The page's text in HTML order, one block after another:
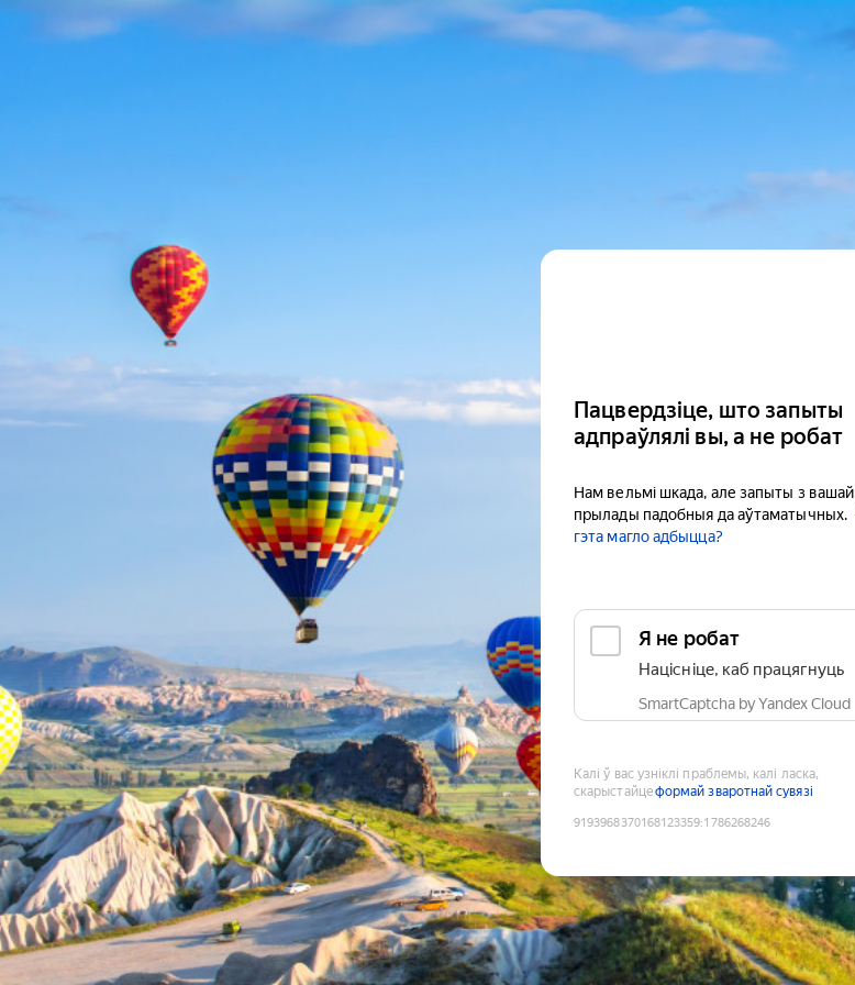
Пацвердзіце, што запыты
адпраўлялі вы, а не робат
Нам вельмі шкада, але запыты з вашай
прылады падобныя да аўтаматычных.
гэта магло адбыцца?
Я не робат
Націсніце, каб працягнуць
SmartCaptcha by Yandex Cloud
Калі ў вас узніклі праблемы, калі ласка,
скарыстайцеформай зваротнай сувязі
9193968370168123359:1786268246